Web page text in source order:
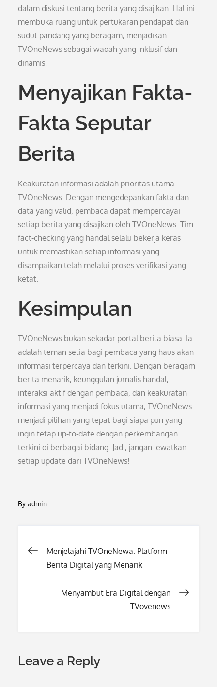
dalam diskusi tentang berita yang disajikan. Hal ini
membuka ruang untuk pertukaran pendapat dan
sudut pandang yang beragam, menjadikan
TVOneNews sebagai wadah yang inklusif dan
dinamis.
Menyajikan Fakta-
Fakta Seputar
Berita
Keakuratan informasi adalah prioritas utama
TVOneNews. Dengan mengedepankan fakta dan
data yang valid, pembaca dapat mempercayai
setiap berita yang disajikan oleh TVOneNews. Tim
fact-checking yang handal selalu bekerja keras
untuk memastikan setiap informasi yang
disampaikan telah melalui proses verifikasi yang
ketat.
Kesimpulan
TVOneNews bukan sekadar portal berita biasa. Ia
adalah teman setia bagi pembaca yang haus akan
informasi terpercaya dan terkini. Dengan beragam
berita menarik, keunggulan jurnalis handal,
interaksi aktif dengan pembaca, dan keakuratan
informasi yang menjadi fokus utama, TVOneNews
menjadi pilihan yang tepat bagi siapa pun yang
ingin tetap up-to-date dengan perkembangan
terkini di berbagai bidang. Jadi, jangan lewatkan
setiap update dari TVOneNews!
Byadmin
Post
Menjelajahi TVOneNewa: Platform
Berita Digital yang Menarik
Menyambut Era Digital dengan
TVovenews
Leave a Reply